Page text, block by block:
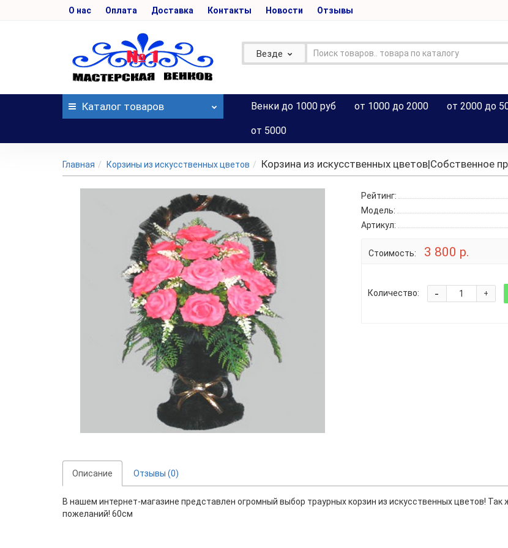
О нас Оплата Доставка Контакты Новости Отзывы
Везде
Каталог товаров Венки до 1000 руб от 1000 до 2000 от 2000 до
от 5000
Главная Корзины из искусственных цветов Корзина из искусственных цветов|Собственное
Рейтинг:
Модель:
Артикул:
Стоимость: 3 800 р.
Количество: +
-
Описание Отзывы (0)
В нашем интернет-магазине представлен огромный выбор траурных корзин из искусственных цветов!
пожеланий! 60см